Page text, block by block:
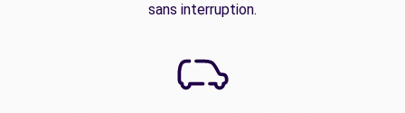
sans interruption.